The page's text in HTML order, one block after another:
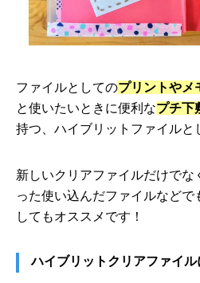
ファイルとしてのプリントやメ
と使いたいときに便利なプチ下
持つ、ハイブリットファイルと
新しいクリアファイルだけでな
った使い込んだファイルなどで
してもオススメです！
ハイブリットクリアファイ